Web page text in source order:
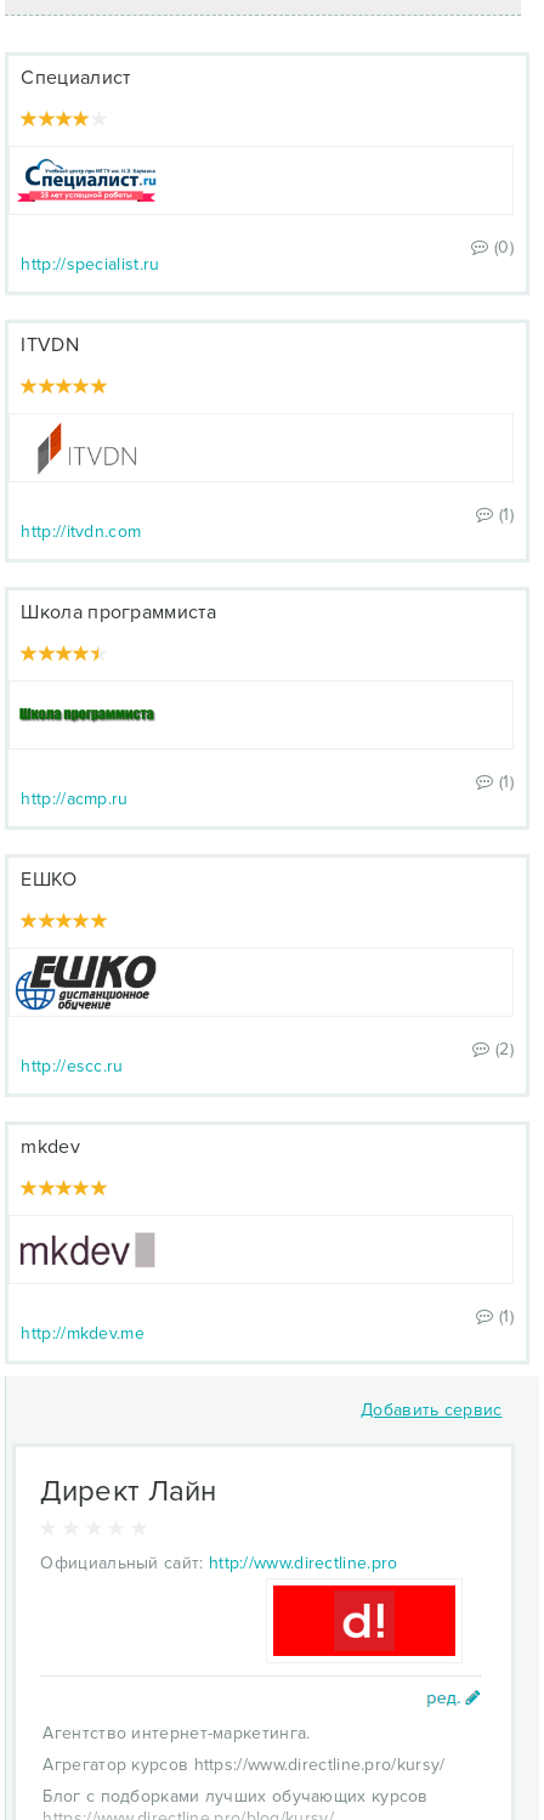
Специалист
(0)
http://specialist.ru
ITVDN
(1)
http://itvdn.com
Школа программиста
(1)
http://acmp.ru
ЕШКО
(2)
http://escc.ru
mkdev
(1)
http://mkdev.me
Добавить сервис
Директ Лайн
Официальный сайт: http://www.directline.pro
Агентство интернет-маркетинга.
Агрегатор курсов https://www.directline.pro/kursy/
Блог с подборками лучших обучающих курсов